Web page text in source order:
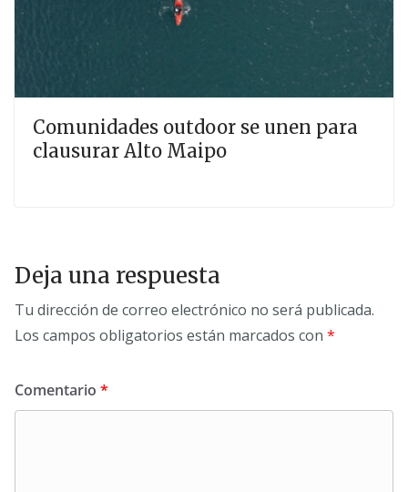
Comunidades outdoor se unen para
clausurar Alto Maipo
Deja una respuesta
Tu dirección de correo electrónico no será publicada.
Los campos obligatorios están marcados con *
Comentario *